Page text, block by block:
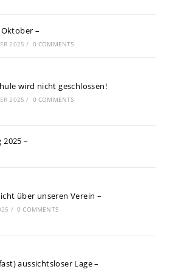
–
2025 / 0 COMMENTS
wird nicht geschlossen!
2025 / 0 COMMENTS
–
über unseren Verein –
/ 0 COMMENTS
aussichtsloser Lage –